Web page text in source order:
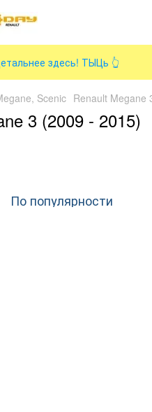
здесь! ТЫЦь 👆
Scenic Renault Megane
3 (2009 - 2015)
По популярности